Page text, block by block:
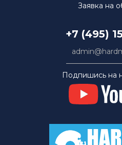
Заявка на
+7 (495)
Подпишись на